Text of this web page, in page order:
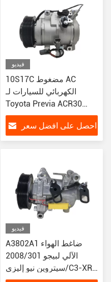
327532
فيديو
10S17C مضغوط AC
الكهربائي للسيارات لـ
Toyota Previa ACR30
Prado 4000 TRJ120
88320-6A010 88320-
6A011
احصل على افضل سعر
فيديو
A3802A1 ضاغط الهواء
الآلي لبيجو 2008/301
سيتروين نيو إليزي/C3-XR